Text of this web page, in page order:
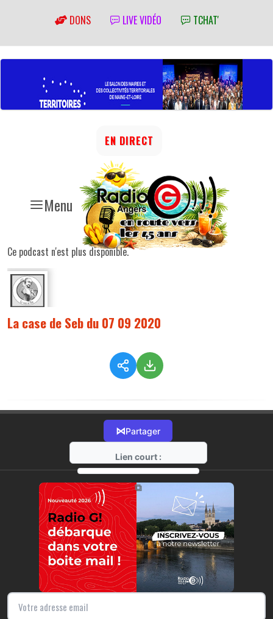
DONS LIVE VIDÉO TCHAT'
Menu
EN DIRECT
Ce podcast n'est plus disponible.
La case de Seb du 07 09 2020
⋈Partager
Lien court :
https://radio-g.fr?2759
⧉